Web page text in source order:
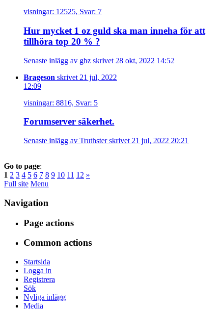
visningar: 12525, Svar: 7
Hur mycket 1 oz guld ska man inneha för att
tillhöra top 20 % ?
Senaste inlägg av gbz skrivet 28 okt, 2022 14:52
Brageson skrivet 21 jul, 2022
12:09
visningar: 8816, Svar: 5
Forumserver säkerhet.
Senaste inlägg av Truthster skrivet 21 jul, 2022 20:21
Go to page:
1 2 3 4 5 6 7 8 9 10 11 12 »
Full site Menu
Navigation
Page actions
Common actions
Startsida
Logga in
Registrera
Sök
Nyliga inlägg
Media